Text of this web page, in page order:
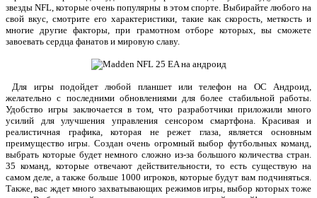
звезды NFL, которые очень популярны в этом спорте. Выбирайте любого на
свой вкус, смотрите его характеристики, такие как скорость, меткость и
многие другие факторы, при грамотном отборе которых, вы сможете
завоевать сердца фанатов и мировую славу.
Для игры подойдет любой планшет или телефон на ОС Андроид,
желательно с последними обновлениями для более стабильной работы.
Удобство игры заключается в том, что разработчики приложили много
усилий для улучшения управления сенсором смартфона. Красивая и
реалистичная графика, которая не режет глаза, является основным
преимущество игры. Создан очень огромный выбор футбольных команд,
выбрать которые будет немного сложно из-за большого количества стран.
35 команд, которые отвечают действительности, то есть существую на
самом деле, а такжебольше 1000 игроков, которые будут вам подчиняться.
Также, вас ждет много захватывающих режимов игры, выбор которых тоже